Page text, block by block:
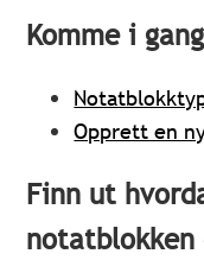
Komme i gang
Opprett en
Finn ut
notatblokken